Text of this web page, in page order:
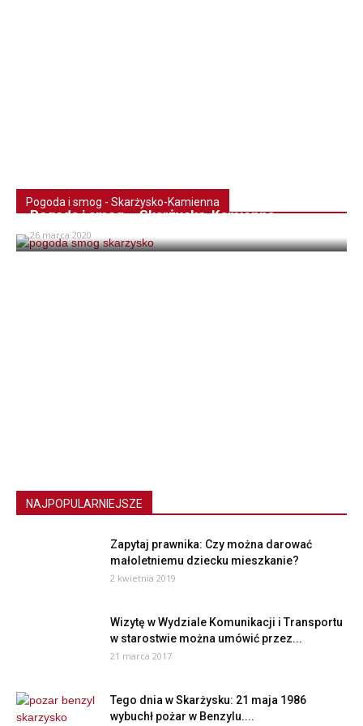
Pogoda i smog - Skarżysko-Kamienna
Pogoda i smog – Skarżysko-Kamienna
26 marca 2020
NAJPOPULARNIEJSZE
Zapytaj prawnika: Czy można darować
małoletniemu dziecku mieszkanie?
2 kwietnia 2019
Wizytę w Wydziale Komunikacji i Transportu
w starostwie można umówić przez...
21 marca 2017
Tego dnia w Skarżysku: 21 maja 1986
wybuchł pożar w Benzylu....